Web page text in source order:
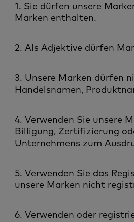
1. Sie dürfen unsere
Marken enthalten.
2. Als Adjektive dürfen
3. Unsere Marken dürfen
Handelsnamen,
4. Verwenden Sie unsere
Billigung, Zertifizierung
Unternehmens zum
5. Verwenden Sie das
unsere Marken nicht
6. Verwenden oder